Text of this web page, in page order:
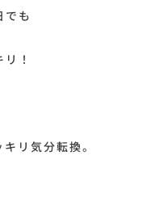
でも
！
リ気分転換。